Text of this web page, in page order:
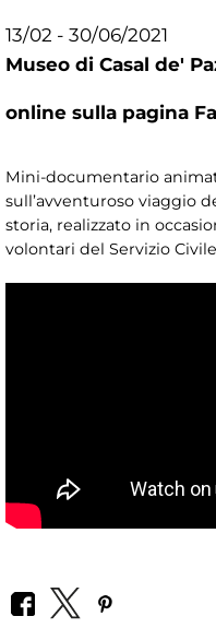
13/02 - 30/06/2021
Museo di Casal de'
online sulla pagina
Mini-documentario
sull’avventuroso viaggio
storia, realizzato in
volontari del Servizio